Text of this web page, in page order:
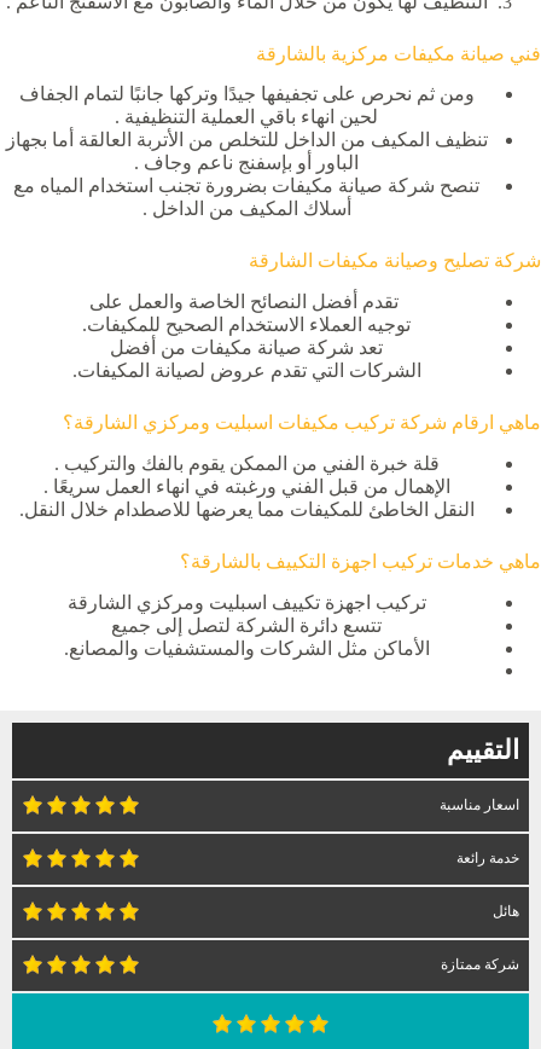
فني صيانة مكيفات مركزية بالشارقة
ومن ثم نحرص على تجفيفها جيدًا وتركها جانبًا لتمام الجفاف
لحين انهاء باقي العملية التنظيفية .
تنظيف المكيف من الداخل للتخلص من الأتربة العالقة أما بجهاز
الباور أو بإسفنج ناعم وجاف .
تنصح شركة صيانة مكيفات بضرورة تجنب استخدام المياه مع
أسلاك المكيف من الداخل .
شركة تصليح وصيانة مكيفات الشارقة
تقدم أفضل النصائح الخاصة والعمل على
توجيه العملاء الاستخدام الصحيح للمكيفات.
تعد شركة صيانة مكيفات من أفضل
الشركات التي تقدم عروض لصيانة المكيفات.
ماهي ارقام شركة تركيب مكيفات اسبليت ومركزي الشارقة؟
قلة خبرة الفني من الممكن يقوم بالفك والتركيب .
الإهمال من قبل الفني ورغبته في انهاء العمل سريعًا .
النقل الخاطئ للمكيفات مما يعرضها للاصطدام خلال النقل.
ماهي خدمات تركيب اجهزة التكييف بالشارقة؟
تركيب اجهزة تكييف اسبليت ومركزي الشارقة
تتسع دائرة الشركة لتصل إلى جميع
الأماكن مثل الشركات والمستشفيات والمصانع.
التقييم
اسعار مناسبة
خدمة رائعة
هائل
شركة ممتازة